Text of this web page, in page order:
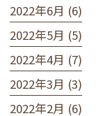
2022年6月 (6)
2022年5月 (5)
2022年4月 (7)
2022年3月 (3)
2022年2月 (6)